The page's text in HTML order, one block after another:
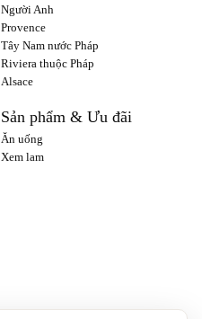
Người Anh
Provence
Tây Nam nước Pháp
Riviera thuộc Pháp
Alsace
Sản phẩm & Ưu đãi
Ăn uống
Xem lam